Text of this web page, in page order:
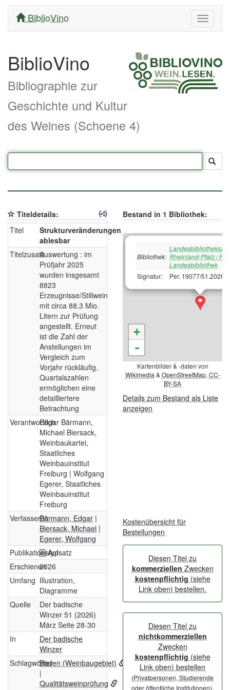
ein/
BiblioVino
BiblioVino
Bibliographie zur
Geschichte und Kultur
des Weines (Schoene 4)
Titeldetails:
Titel
Strukturveränderungen
ablesbar
TitelzusatzAuswertung : im
Prüfjahr 2025
wurden insgesamt
8823
Erzeugnisse/Stillwein
mit circa 88,3 Mio.
Litern zur Prüfung
angestellt. Erneut
ist die Zahl der
Anstellungen im
Vergleich zum
Vorjahr rückläufig.
Quartalszahlen
ermöglichen eine
detailliertere
Betrachtung
VerantwortlichEdgar Bärmann,
Michael Biersack,
Weinbaukartei,
Staatliches
Weinbauinstitut
Freiburg | Wolfgang
Egerer, Staatliches
Weinbauinstitut
Freiburg
Verfasser/inBärmann, Edgar |
Biersack, Michael |
Egerer, Wolfgang
PublikationstypAufsatz
Erschienen2026
Umfang Illustration,
Diagramme
Quelle
Der badische
Winzer 51 (2026)
März Seite 28-30
In
Der badische
Winzer
SchlagwörterBaden (Weinbaugebiet)
|
Qualitätsweinprüfung
Bestand in 1 Bibliothek:
Bibliothek: Rheinland-Pfalz /
Landesbibliothek
Signatur:
Per. 19077/51.2026
+
-
Kartenbilder & -daten von
Wikimedia & OpenStreetMap, CC-
BY-SA
Details zum Bestand als Liste
anzeigen
Kostenübersicht für
Bestellungen
Diesen Titel zu
kommerziellen Zwecken
kostenpflichtig (siehe
Link oben) bestellen.
Diesen Titel zu
nichtkommerziellen
Zwecken
kostenpflichtig (siehe
Link oben) bestellen
(Privatpersonen, Studierende
oder öffentliche Institutionen).